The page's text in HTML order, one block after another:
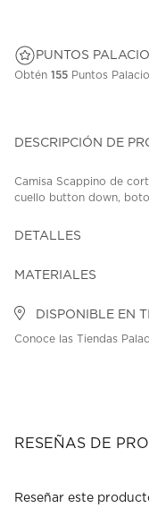
PUNTOS PALACIO
Obtén 155 Puntos
DESCRIPCIÓN DE
Camisa Scappino de
cuello button down,
DETALLES
MATERIALES
DISPONIBLE EN
Conoce las Tiendas
RESEÑAS DE
Reseñar este